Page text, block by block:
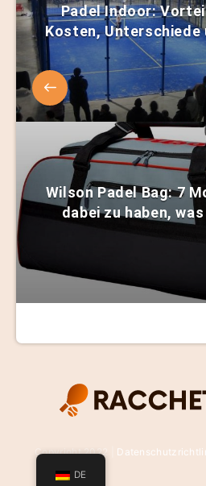
Padel Indoor:
Kosten, Unterschiede
Wilson Padel Bag: 7
dabei zu haben,
Copyright 2022 |
DE